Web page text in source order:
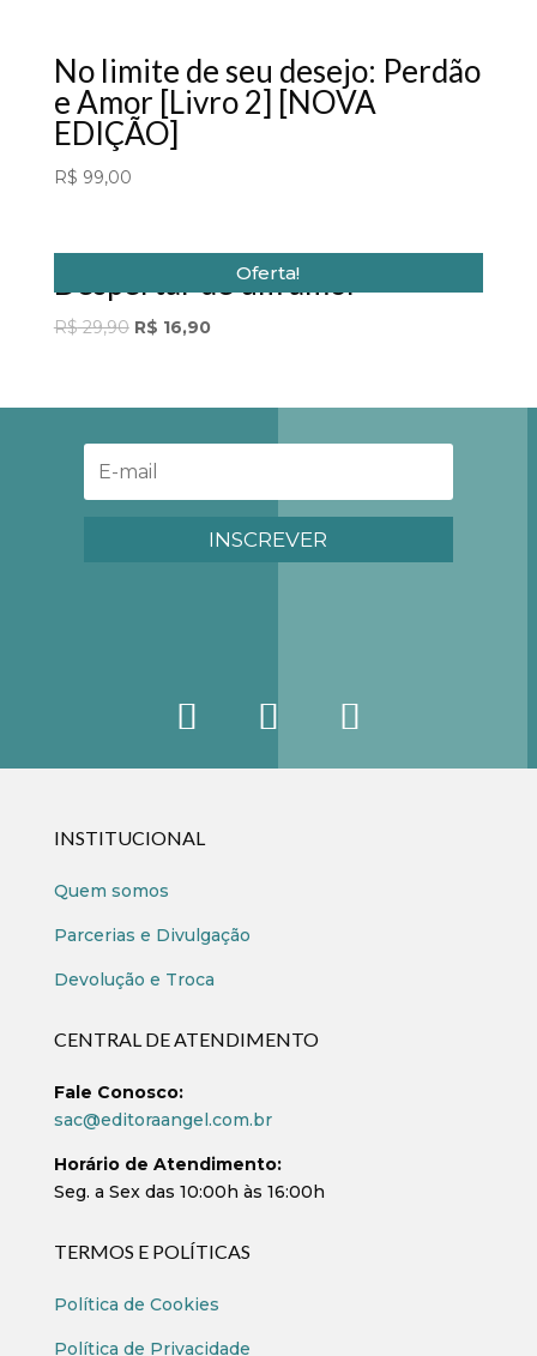
No limite de seu desejo: Perdão
e Amor [Livro 2] [NOVA
EDIÇÃO]
R$ 99,00
Oferta!
Despertar de um amor
R$29,90 Original
R$ 29,90.
R$ 16,90Current
R$ 16,90.
INSCREVER
INSTITUCIONAL
Quem somos
Parcerias e Divulgação
Devolução e Troca
CENTRAL DE ATENDIMENTO
Fale Conosco:
sac@editoraangel.com.br
Horário de Atendimento:
Seg. a Sex das 10:00h às 16:00h
TERMOS E POLÍTICAS
Política de Cookies
Política de Privacidade